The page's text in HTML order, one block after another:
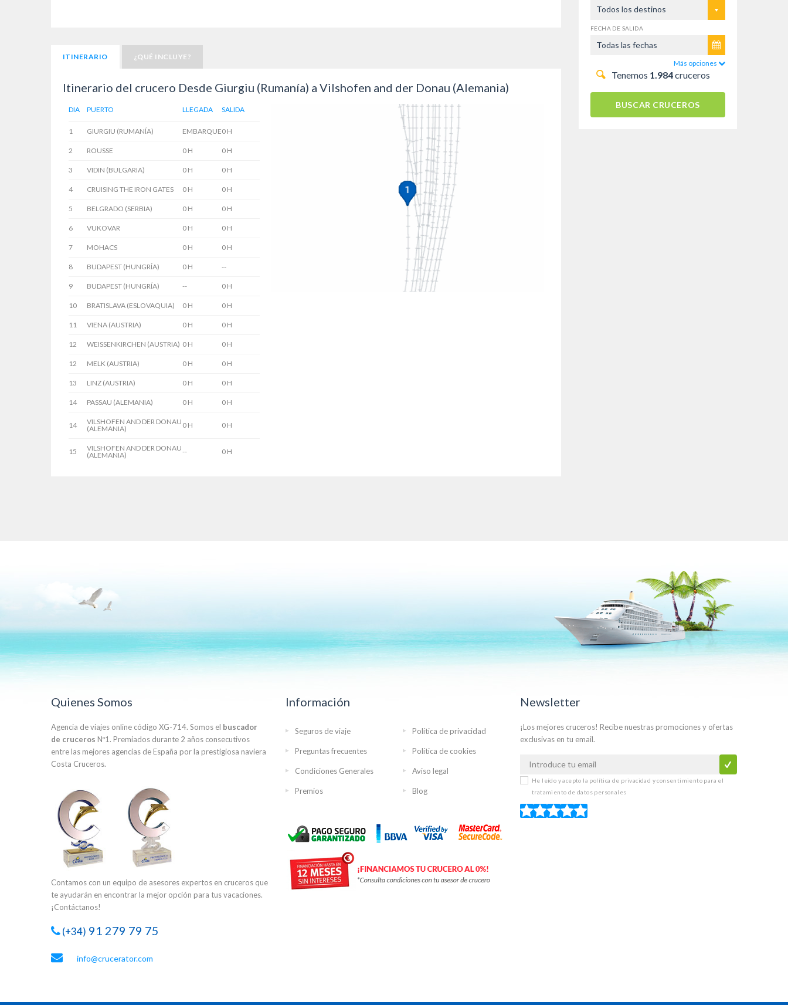
ITINERARIO ¿QUÉ INCLUYE?
Itinerario del crucero Desde Giurgiu (Rumanía) a Vilshofen and der Donau (Alemania)
DIA PUERTO LLEGADA SALIDA
1 GIURGIU (RUMANÍA) EMBARQUE0 H
2 ROUSSE 0 H 0 H
3 VIDIN (BULGARIA) 0 H 0 H
4 CRUISING THE IRON GATES 0 H 0 H
5 BELGRADO (SERBIA) 0 H 0 H
6 VUKOVAR 0 H 0 H
7 MOHACS 0 H 0 H
8 BUDAPEST (HUNGRÍA) 0 H --
9 BUDAPEST (HUNGRÍA) -- 0 H
10 BRATISLAVA (ESLOVAQUIA) 0 H 0 H
11 VIENA (AUSTRIA) 0 H 0 H
12 WEISSENKIRCHEN (AUSTRIA) 0 H 0 H
12 MELK (AUSTRIA) 0 H 0 H
13 LINZ (AUSTRIA) 0 H 0 H
14 PASSAU (ALEMANIA) 0 H 0 H
14
VILSHOFEN AND DER DONAU
(ALEMANIA)
0 H 0 H
15
VILSHOFEN AND DER DONAU
(ALEMANIA)
-- 0 H
Todos los destinos
FECHA DE SALIDA
Más opciones
Tenemos 1.984cruceros
BUSCAR CRUCEROS
Quienes Somos
Agencia de viajes online código XG-714. Somos el buscador
de cruceros Nº1. Premiados durante 2 años consecutivos
entre las mejores agencias de España por la prestigiosa naviera
Costa Cruceros.
Contamos con un equipo de asesores expertos en cruceros que
te ayudarán en encontrar la mejor opción para tus vacaciones.
¡Contáctanos!
(+34) 91 279 79 75
info@crucerator.com
Información
Seguros de viaje Política de privacidad
Preguntas frecuentes Política de cookies
Condiciones Generales Aviso legal
Premios Blog
Newsletter
¡Los mejores cruceros! Recibe nuestras promociones y ofertas
exclusivas en tu email.
He leído y acepto la política de privacidad y consentimiento para el
tratamiento de datos personales